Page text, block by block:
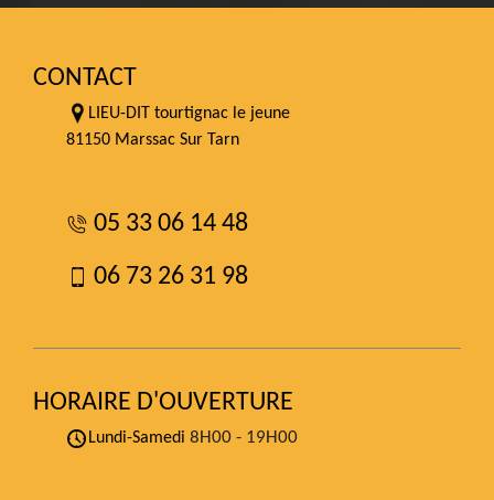
CONTACT
LIEU-DIT tourtignac le jeune
81150 Marssac Sur Tarn
05 33 06 14 48
06 73 26 31 98
HORAIRE D'OUVERTURE
Lundi-Samedi 8H00 - 19H00